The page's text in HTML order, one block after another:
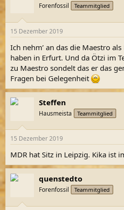
Forenfossil Teammitglied
15 Dezember 2019
Ich nehm’ an das die Maestro
haben in Erfurt. Und da Ötzi im
zu Maestro sondelt das er das
Fragen bei Gelegenheit
Steffen
Hausmeista Teammitglied
15 Dezember 2019
MDR hat Sitz in Leipzig. Kika ist
quenstedto
Forenfossil Teammitglied